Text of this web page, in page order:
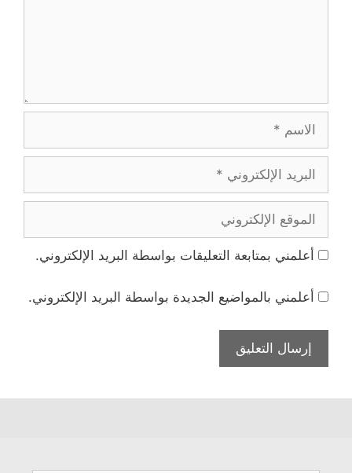
الإلكتروني
الإلكتروني
أعلمني بمتابعة التعليقات بواسطة البريد الإلكتروني.
أعلمني بالمواضيع الجديدة بواسطة البريد الإلكتروني.